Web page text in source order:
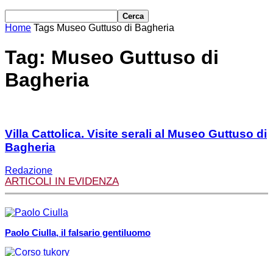
Home Tags Museo Guttuso di Bagheria
Tag: Museo Guttuso di
Bagheria
Villa Cattolica. Visite serali al Museo Guttuso di
Bagheria
Redazione
ARTICOLI IN EVIDENZA
Paolo Ciulla, il falsario gentiluomo